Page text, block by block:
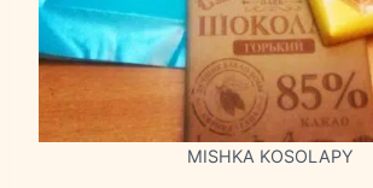
MISHKA KOSOLAPY